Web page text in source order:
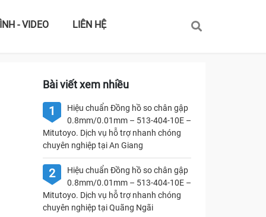
- VIDEO LIÊN HỆ
Bài viết xem nhiều
1
Hiệu chuẩn Đồng hồ so chân gập
0.8mm/0.01mm – 513-404-10E –
Mitutoyo. Dịch vụ hỗ trợ nhanh chóng
chuyên nghiệp tại An Giang
2
Hiệu chuẩn Đồng hồ so chân gập
0.8mm/0.01mm – 513-404-10E –
Mitutoyo. Dịch vụ hỗ trợ nhanh chóng
chuyên nghiệp tại Quãng Ngãi